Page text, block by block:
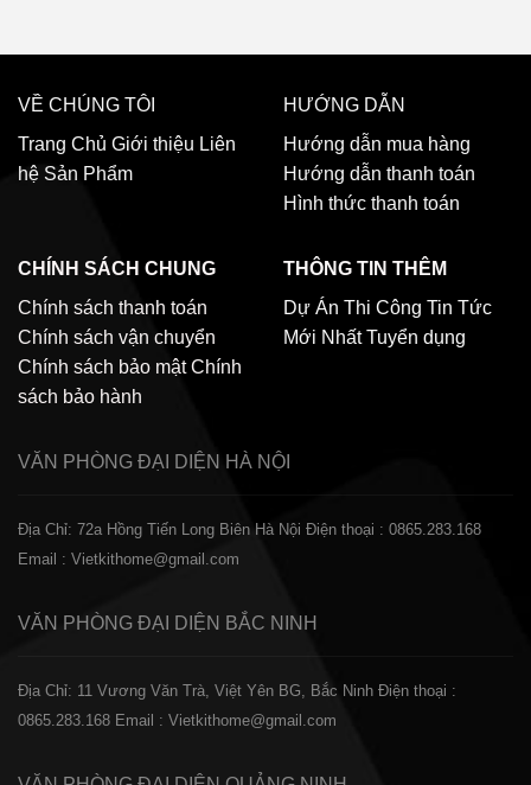
VỀ CHÚNG TÔI
Trang Chủ Giới thiệu Liên
hệ Sản Phẩm
HƯỚNG DẪN
Hướng dẫn mua hàng
Hướng dẫn thanh toán
Hình thức thanh toán
CHÍNH SÁCH CHUNG
Chính sách thanh toán
Chính sách vận chuyển
Chính sách bảo mật Chính
sách bảo hành
THÔNG TIN THÊM
Dự Án Thi Công Tin Tức
Mới Nhất Tuyển dụng
VĂN PHÒNG ĐẠI DIỆN HÀ NỘI
Địa Chỉ: 72a Hồng Tiến Long Biên Hà Nội Điện thoại : 0865.283.168
Email : Vietkithome@gmail.com
VĂN PHÒNG ĐẠI DIỆN BẮC NINH
Địa Chỉ: 11 Vương Văn Trà, Việt Yên BG, Bắc Ninh Điện thoại :
0865.283.168 Email : Vietkithome@gmail.com